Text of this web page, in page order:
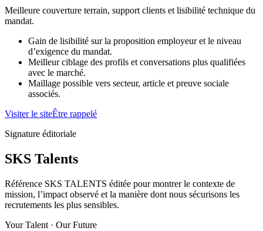
Meilleure couverture terrain, support clients et lisibilité technique du
mandat.
Gain de lisibilité sur la proposition employeur et le niveau
d’exigence du mandat.
Meilleur ciblage des profils et conversations plus qualifiées
avec le marché.
Maillage possible vers secteur, article et preuve sociale
associés.
Visiter le siteÊtre rappelé
Signature éditoriale
SKS Talents
Référence SKS TALENTS éditée pour montrer le contexte de
mission, l’impact observé et la manière dont nous sécurisons les
recrutements les plus sensibles.
Your Talent · Our Future